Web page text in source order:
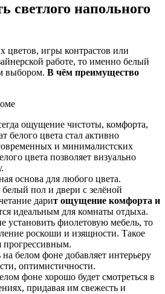
светлого напольного
цветов, игры контрастов или
работе, то именно белый
выбором. В чём преимущество
ощущение чистоты, комфорта,
белого цвета стал активно
и минималистских
цвета позволяет визуально
основа для любого цвета.
пол и двери с зелёной
дарит ощущение комфорта и
идеальным для комнаты отдыха.
установить фиолетовую мебель, то
роскоши и изящности. Такое
прогрессивным.
белом фоне добавляет интерьеру
оптимистичности.
фоне хорошо будет смотреться в
придавая им свежесть и